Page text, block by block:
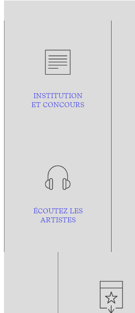
INSTITUTION
ET CONCOURS
ÉCOUTEZ LES
ARTISTES